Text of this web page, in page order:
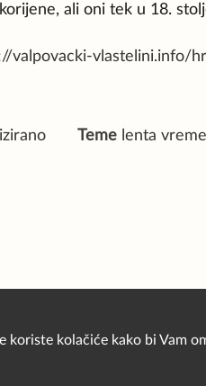
ali oni tek u 18.
valpovacki-vlastelini.info/
Teme lenta
koriste kolačiće kako bi Vam